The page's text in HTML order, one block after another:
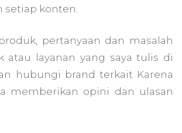
konten.
pertanyaan dan masalah
atau layanan yang saya tulis di
hubungi brand terkait Karena
memberikan opini dan ulasan